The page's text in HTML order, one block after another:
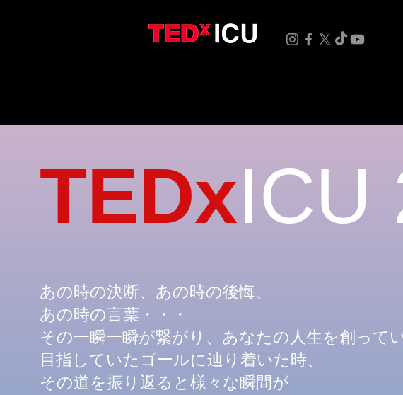
TEDxICU
あの時の決断、あの時の後悔、
あの時の言葉・・・
その一瞬一瞬が繋がり、あなたの人生を創ってい
目指していたゴールに辿り着いた時、
その道を振り返ると様々な瞬間が